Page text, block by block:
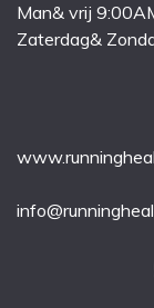
Man& vrij
Zaterdag&